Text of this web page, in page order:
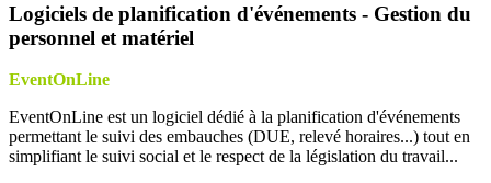
Logiciels de planification d'événements - Gestion du
personnel et matériel
EventOnLine
EventOnLine est un logiciel dédié à la planification d'événements
permettant le suivi des embauches (DUE, relevé horaires...) tout en
simplifiant le suivi social et le respect de la législation du travail...